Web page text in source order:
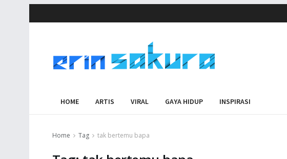
HOME ARTIS VIRAL GAYA HIDUP INSPIRASI
Home Tag tak bertemu bapa